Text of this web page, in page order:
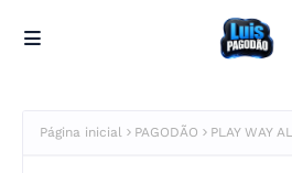
Página inicial PAGODÃO PLAY WAY